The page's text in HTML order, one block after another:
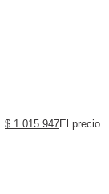
$ 1.015.947El precio